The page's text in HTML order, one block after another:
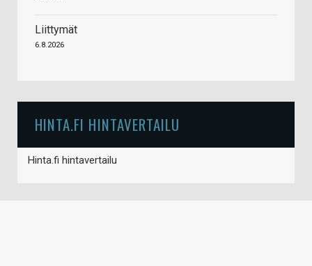
Liittymät
6.8.2026
HINTA.FI HINTAVERTAILU
Hinta.fi hintavertailu